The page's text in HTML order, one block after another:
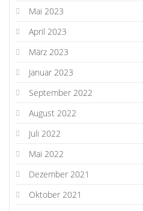
Mai 2023
April 2023
März 2023
Januar 2023
September 2022
August 2022
Juli 2022
Mai 2022
Dezember 2021
Oktober 2021